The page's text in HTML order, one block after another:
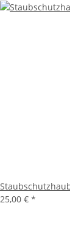
25,00 € *